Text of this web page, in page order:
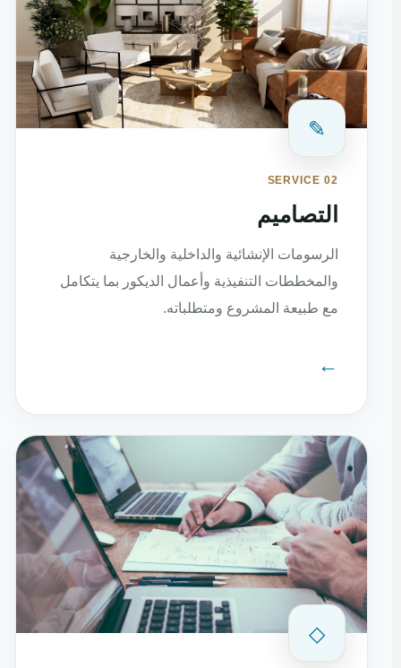
✎
SERVICE 02
التصاميم
الرسومات الإنشائية والداخلية والخارجية
والمخططات التنفيذية وأعمال الديكور بما يتكامل
مع طبيعة المشروع ومتطلباته.
←
◇